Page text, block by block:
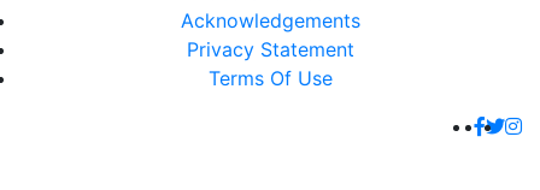
Acknowledgements
Privacy Statement
Terms Of Use